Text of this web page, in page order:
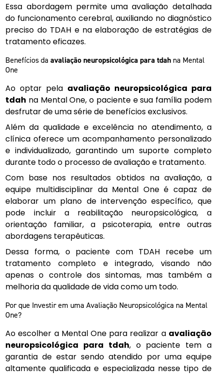
Essa abordagem permite uma avaliação detalhada
do funcionamento cerebral, auxiliando no diagnóstico
preciso do TDAH e na elaboração de estratégias de
tratamento eficazes.
Benefícios daavaliação neuropsicológica para tdah na Mental
One
Ao optar pela avaliação neuropsicológica para
tdah na Mental One, o paciente e sua família podem
desfrutar de uma série de benefícios exclusivos.
Além da qualidade e excelência no atendimento, a
clínica oferece um acompanhamento personalizado
e individualizado, garantindo um suporte completo
durante todo o processo de avaliação e tratamento.
Com base nos resultados obtidos na avaliação, a
equipe multidisciplinar da Mental One é capaz de
elaborar um plano de intervenção específico, que
pode incluir a reabilitação neuropsicológica, a
orientação familiar, a psicoterapia, entre outras
abordagens terapêuticas.
Dessa forma, o paciente com TDAH recebe um
tratamento completo e integrado, visando não
apenas o controle dos sintomas, mas também a
melhoria da qualidade de vida como um todo.
Por que Investir em uma Avaliação Neuropsicológica na Mental
One?
Ao escolher a Mental One para realizar a avaliação
neuropsicológica para tdah, o paciente tem a
garantia de estar sendo atendido por uma equipe
altamente qualificada e especializada nesse tipo de